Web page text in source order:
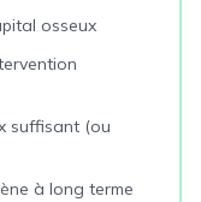
osseux
suffisant (ou
à long terme